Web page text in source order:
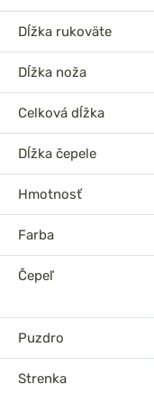
Dĺžka rukoväte
Dĺžka noža
Celková dĺžka
Dĺžka čepele
Hmotnosť
Farba
Čepeľ
Puzdro
Strenka